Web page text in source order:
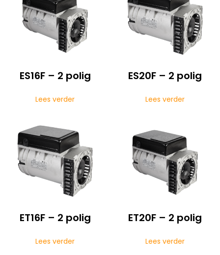
ES16F – 2 polig
Lees verder
ES20F – 2 polig
Lees verder
ET16F – 2 polig
Lees verder
ET20F – 2 polig
Lees verder